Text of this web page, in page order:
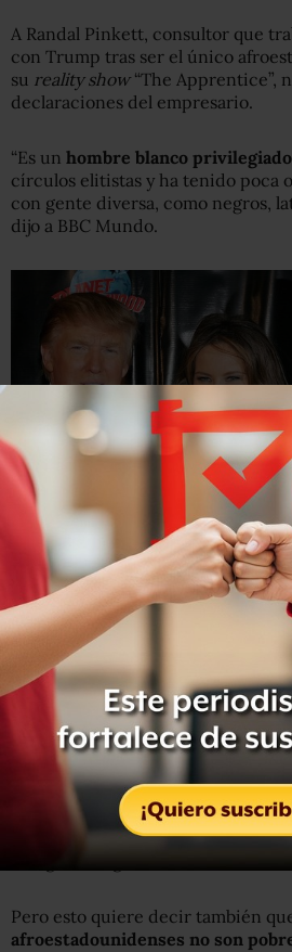
A Randal Pinkett, consultor que
con Trump tras ser el único
su reality show “The Apprentice”,
declaraciones del empresario.
“Es un hombre blanco privilegiado
círculos elitistas y ha tenido poca
con gente diversa, como negros,
dijo a BBC Mundo.
Randal Pinkett fue el único
el reality show “The Apprentice”
Pinkett, Christie, Don Lemon,
cadena CNN, y el propio
Obama, figuran entre los críticos
republicano hacia los negros.
¿Es cierto lo que dice
comunidad negra?
El 26% de las familias negras vive
mientras que el 15% de la
categoría, según cifras del censo
Pero esto quiere decir también
afroestadounidenses no son